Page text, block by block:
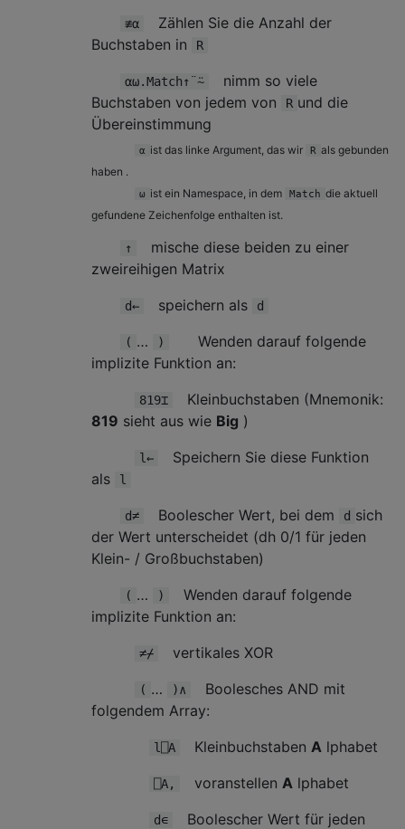
≢⍺
Zählen Sie die Anzahl der
Buchstaben in
R
⍺⍵.Match↑¨⍨
nimm so viele
Buchstaben von jedem von
R und die
Übereinstimmung
⍺ ist das linke Argument, das wir R als gebunden
haben .
⍵ ist ein Namespace, in dem Match die aktuell
gefundene Zeichenfolge enthalten ist.
↑
mische diese beiden zu einer
zweireihigen Matrix
d← speichern als d
( … )
Wenden darauf folgende
implizite Funktion an:
819⌶
Kleinbuchstaben (Mnemonik:
819 sieht aus wie Big )
l←
Speichern Sie diese Funktion
als
l
d≠ Boolescher Wert, bei dem d sich
der Wert unterscheidet (dh 0/1 für jeden
Klein- / Großbuchstaben)
( … )
Wenden darauf folgende
implizite Funktion an:
≠⌿ vertikales XOR
( … )∧
Boolesches AND mit
folgendem Array:
l⎕A Kleinbuchstaben A lphabet
⎕A, voranstellen A lphabet
d∊
Boolescher Wert für jeden